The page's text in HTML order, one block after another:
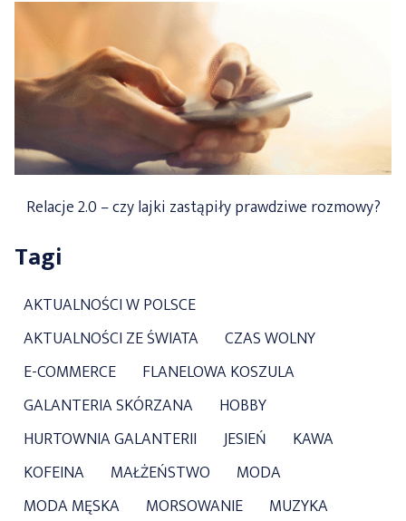
Relacje 2.0 – czy lajki zastąpiły prawdziwe rozmowy?
Tagi
AKTUALNOŚCI W POLSCE
AKTUALNOŚCI ZE ŚWIATA
CZAS WOLNY
E-COMMERCE
FLANELOWA KOSZULA
GALANTERIA SKÓRZANA
HOBBY
HURTOWNIA GALANTERII
JESIEŃ
KAWA
KOFEINA
MAŁŻEŃSTWO
MODA
MODA MĘSKA
MORSOWANIE
MUZYKA